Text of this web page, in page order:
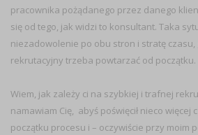
pracownika pożądanego przez danego
się od tego, jak widzi to konsultant. Taka
niezadowolenie po obu stron i stratę czasu,
rekrutacyjny trzeba powtarzać od początku.
Wiem, jak zależy ci na szybkiej i trafnej
namawiam Cię, abyś poświęcił nieco więcej
początku procesu i – oczywiście przy moim